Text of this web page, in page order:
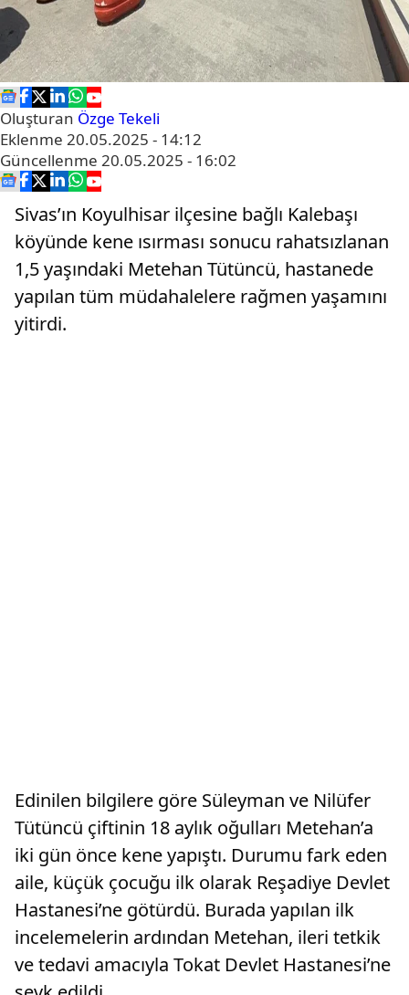
Oluşturan Özge Tekeli
Eklenme 20.05.2025 - 14:12
Güncellenme 20.05.2025 - 16:02
Sivas’ın Koyulhisar ilçesine bağlı Kalebaşı
köyünde kene ısırması sonucu rahatsızlanan
1,5 yaşındaki Metehan Tütüncü, hastanede
yapılan tüm müdahalelere rağmen yaşamını
yitirdi.
Edinilen bilgilere göre Süleyman ve Nilüfer
Tütüncü çiftinin 18 aylık oğulları Metehan’a
iki gün önce kene yapıştı. Durumu fark eden
aile, küçük çocuğu ilk olarak Reşadiye Devlet
Hastanesi’ne götürdü. Burada yapılan ilk
incelemelerin ardından Metehan, ileri tetkik
ve tedavi amacıyla Tokat Devlet Hastanesi’ne